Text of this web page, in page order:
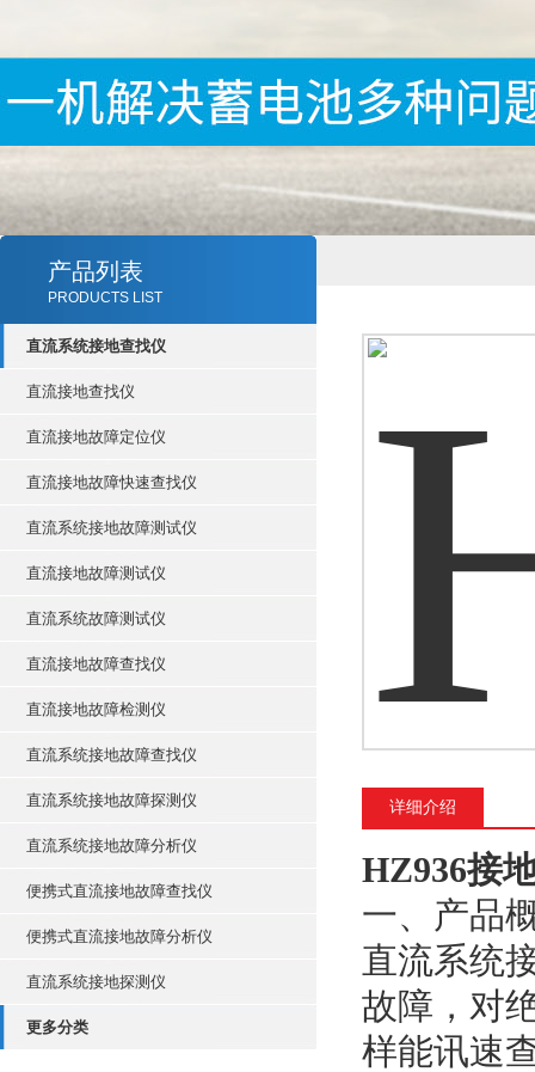
产品列表
PRODUCTS LIST
直流系统接地查找仪
直流接地查找仪
直流接地故障定位仪
直流接地故障快速查找仪
直流系统接地故障测试仪
直流接地故障测试仪
直流系统故障测试仪
直流接地故障查找仪
直流接地故障检测仪
直流系统接地故障查找仪
直流系统接地故障探测仪
直流系统接地故障分析仪
便携式直流接地故障查找仪
便携式直流接地故障分析仪
直流系统接地探测仪
更多分类
详细介绍
HZ936接
一、产品
直流系统
故障，对
样能讯速